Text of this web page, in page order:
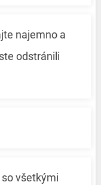
najemno a
odstránili
všetkými